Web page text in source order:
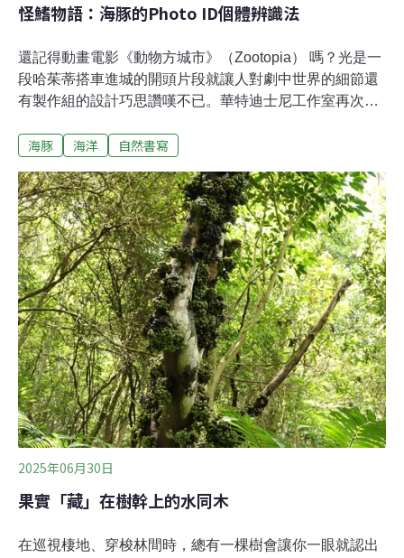
怪鰭物語：海豚的Photo ID個體辨識法
還記得動畫電影《動物方城市》（Zootopia） 嗎？光是一
段哈茱蒂搭車進城的開頭片段就讓人對劇中世界的細節還
有製作組的設計巧思讚嘆不已。華特迪士尼工作室再次展
點，像是繫領帶的狐尼克、永遠拿著零食的洪金豹、頂著
沒有繪師賦予的明顯特徵，當科學家們要研究這些動物時
又該怎麼分別誰是誰呢？研究鯨豚的調查人員就有這樣的
煩惱，對許多賞鯨過的遊客來說，大部分海豚就是灰灰
的、嘴巴長長的然後背上有一片尖尖的背鰭。或許海豚之
間能夠輕易分辨彼此，但是調查人員需要一個長期穩定存
在，且容易觀測的特徵，才能夠辨識不同個體。個體辨識
的條件：找到「能辨認」的地方早期，鯨豚研究曾使用過
烙印、標籤等侵入性方式進行標記，隨著影像技術的進步
與動物福利意識的提升，現代研究多採用非侵入式的「照
片辨識」 （Photo Identific
海豚 海洋 自然書寫
2025年06月30日
果實「藏」在樹幹上的水同木
在巡視棲地、穿梭林間時，總有一棵樹會讓你一眼就認出